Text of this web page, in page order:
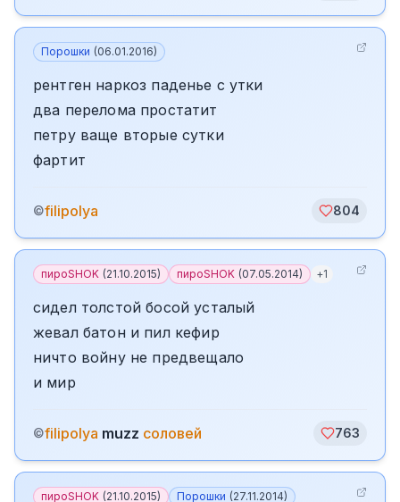
Порошки (06.01.2016)
рентген наркоз паденье с утки
два перелома простатит
петру ваще вторые сутки
фартит
©filipolya 804
пироSHOK (21.10.2015) пироSHOK (07.05.2014) +1
сидел толстой босой усталый
жевал батон и пил кефир
ничто войну не предвещало
и мир
©filipolya muzz соловей 763
пироSHOK (21.10.2015) Порошки (27.11.2014)